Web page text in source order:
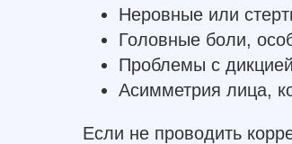
Неровные или
Головные боли,
Проблемы с
Асимметрия лица,
Если не проводить